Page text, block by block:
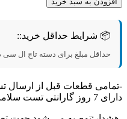
📦 شرایط حداقل خرید::
حداقل مبلغ برای دسته تاچ ال سی دی:
قطعات قبل از ارسال
تست سلامت هستند.